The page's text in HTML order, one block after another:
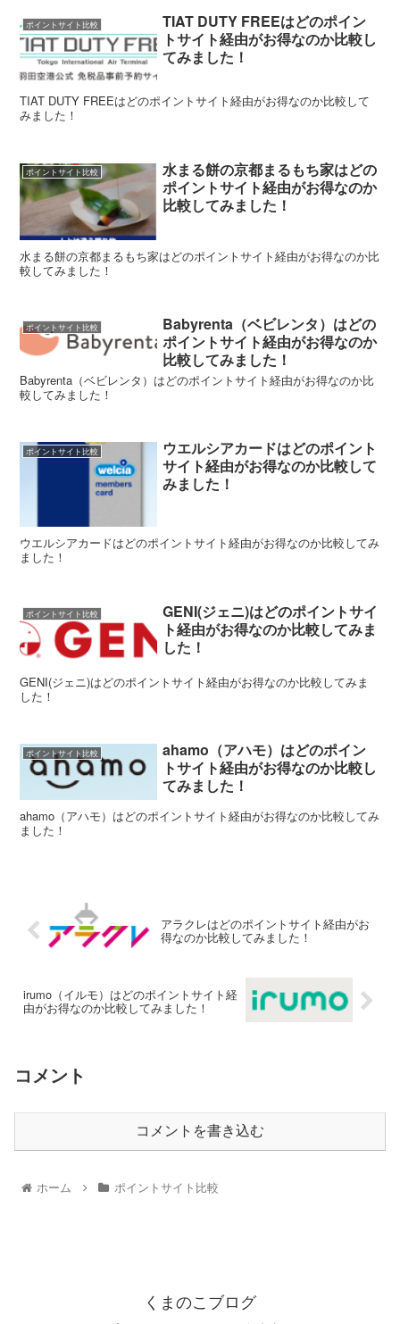
ポイントサイト比較
TIAT DUTY FREEはどのポイン
トサイト経由がお得なのか比較し
てみました！
TIAT DUTY FREEはどのポイントサイト経由がお得なのか比較して
みました！
ポイントサイト比較
水まる餅の京都まるもち家はどの
ポイントサイト経由がお得なのか
比較してみました！
水まる餅の京都まるもち家はどのポイントサイト経由がお得なのか比
較してみました！
ポイントサイト比較
Babyrenta（ベビレンタ）はどの
ポイントサイト経由がお得なのか
比較してみました！
Babyrenta（ベビレンタ）はどのポイントサイト経由がお得なのか比
較してみました！
ポイントサイト比較
ウエルシアカードはどのポイント
サイト経由がお得なのか比較して
みました！
ウエルシアカードはどのポイントサイト経由がお得なのか比較してみ
ました！
ポイントサイト比較
GENI(ジェニ)はどのポイントサイ
ト経由がお得なのか比較してみま
した！
GENI(ジェニ)はどのポイントサイト経由がお得なのか比較してみま
した！
ポイントサイト比較
ahamo（アハモ）はどのポイン
トサイト経由がお得なのか比較し
てみました！
ahamo（アハモ）はどのポイントサイト経由がお得なのか比較してみ
ました！
アラクレはどのポイントサイト経由がお
得なのか比較してみました！
irumo（イルモ）はどのポイントサイト経
由がお得なのか比較してみました！
コメント
コメントを書き込む
ホーム ポイントサイト比較
くまのこブログ